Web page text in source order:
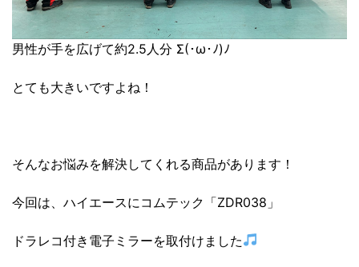
男性が手を広げて約2.5人分 Σ(･ω･ﾉ)ﾉ
とても大きいですよね！
そんなお悩みを解決してくれる商品があります！
今回は、ハイエースにコムテック「ZDR038」
ドラレコ付き電子ミラーを取付けました